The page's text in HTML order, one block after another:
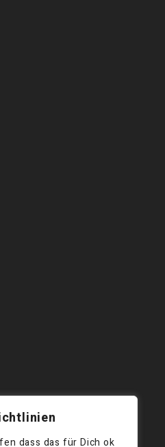
dass das für Dich ok